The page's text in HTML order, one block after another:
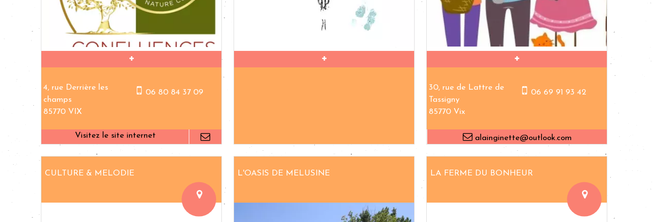
4, rue Derrière les
champs
85770 VIX
06 80 84 37 09
30, rue de Lattre de
Tassigny
85770 Vix
06 69 91 93 42
alainginette@outlook.com
CULTURE & MELODIE L'OASIS DE MELUSINE LA FERME DU BONHEUR